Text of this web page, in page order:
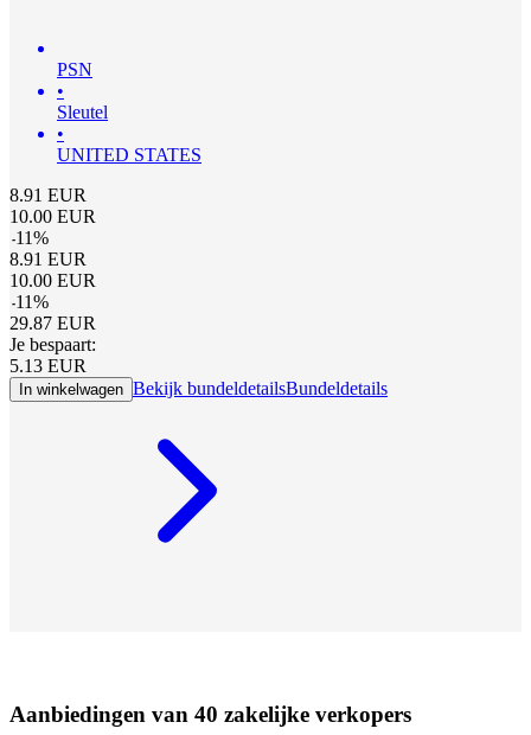
PSN
•
Sleutel
•
UNITED STATES
8.91 EUR
10.00 EUR
-11%
8.91 EUR
10.00 EUR
-11%
29.87 EUR
Je bespaart:
5.13 EUR
In winkelwagen Bekijk bundeldetailsBundeldetails
Aanbiedingen van 40 zakelijke verkopers